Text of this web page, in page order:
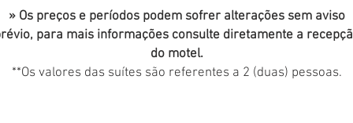
» Os preços e períodos podem sofrer alterações sem aviso
para mais informações consulte diretamente a
do motel.
**Os valores das suítes são referentes a 2 (duas) pessoas.